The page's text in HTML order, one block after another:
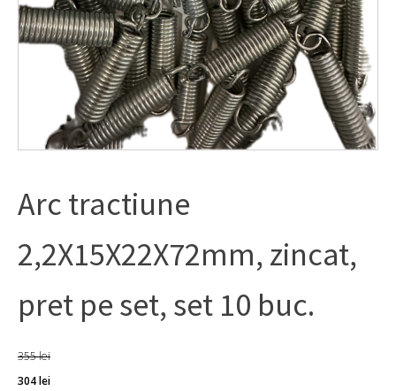
Arc tractiune
2,2X15X22X72mm, zincat,
pret pe set, set 10 buc.
355lei
Prețul
304leiPrețul